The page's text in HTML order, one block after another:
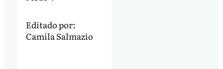
Editado por:
Camila Salmazio